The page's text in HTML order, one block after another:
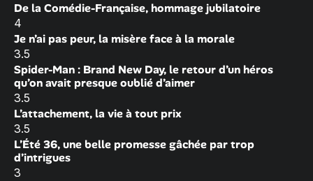
De la Comédie-Française, hommage jubilatoire
4
Je n’ai pas peur, la misère face à la morale
3.5
Spider-Man : Brand New Day, le retour d’un héros
qu’on avait presque oublié d’aimer
3.5
L’attachement, la vie à tout prix
3.5
L’Été 36, une belle promesse gâchée par trop
d’intrigues
3